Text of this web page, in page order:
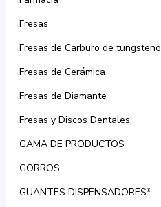
Fresas
Fresas de Carburo de tungsteno
Fresas de Cerámica
Fresas de Diamante
Fresas y Discos Dentales
GAMA DE PRODUCTOS
GORROS
GUANTES DISPENSADORES*